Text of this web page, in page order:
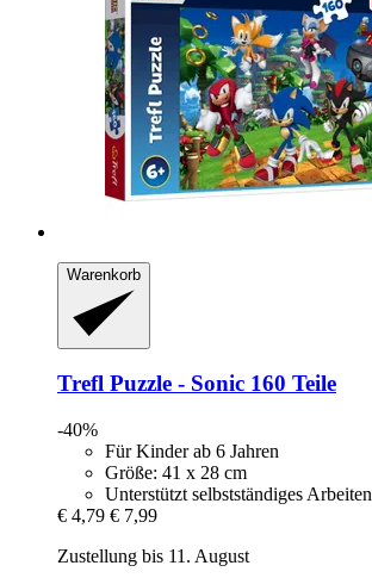
Warenkorb
Trefl Puzzle -​ Sonic 160 Teile
-40%
Für Kinder ab 6 Jahren
Größe: 41 x 28 cm
Unterstützt selbstständiges Arbeiten
€ 4,79 € 7,99
Zustellung bis 11. August